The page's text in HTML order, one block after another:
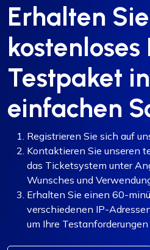
Erhalten
kostenloses
Testpaket
einfachen
Registrieren Sie sich auf
Kontaktieren Sie unseren
das Ticketsystem unter
Wunsches und
Erhalten Sie einen 60-
verschiedenen IP-
um Ihre Testanforderungen